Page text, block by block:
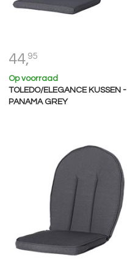
44,95
Op voorraad
TOLEDO/ELEGANCE KUSSEN -
PANAMA GREY